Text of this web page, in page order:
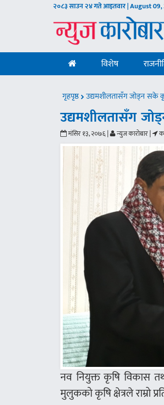
२०८३ साउन २४ गते आइतवार | August
विशेष
गृहपृष्ठ उद्यमशीलतासँग जोड्न सके
उद्यमशीलतासँग
मंसिर १३, २०७६ | न्युज कारोबार |
नव नियुक्त कृषि विकास
मुलुकको कृषि क्षेत्रले राम्रो